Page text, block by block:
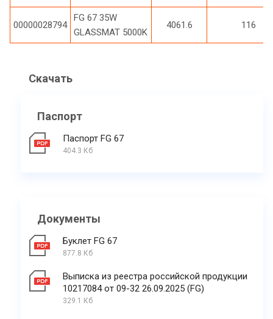
00000028794
FG 67 35W
GLASSMAT 5000K
4061.6 116
Скачать
Паспорт
Паспорт FG 67
404.3 Кб
Документы
Буклет FG 67
877.8 Кб
Выписка из реестра российской продукции
10217084 от 09-32 26.09.2025 (FG)
329.1 Кб